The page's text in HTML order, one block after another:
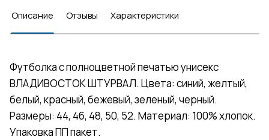
Описание Отзывы Характеристики
Футболка с полноцветной печатью унисекс
ВЛАДИВОСТОК ШТУРВАЛ. Цвета: синий, желтый,
белый, красный, бежевый, зеленый, черный.
Размеры: 44, 46, 48, 50, 52. Материал: 100% хлопок.
Упаковка ПП пакет.